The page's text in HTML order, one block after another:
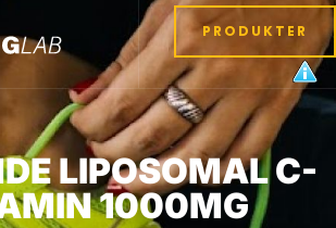
PRODUKTER
LIPOSOMAL C-
1000MG